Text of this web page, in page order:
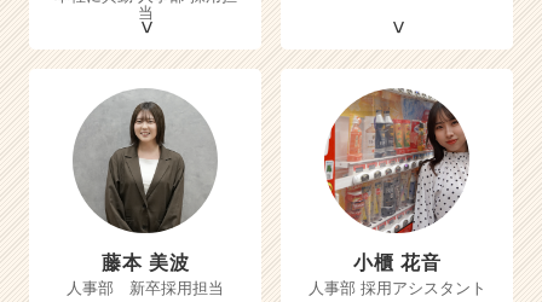
当
藤本 美波
人事部 新卒採用担当
小櫃 花音
人事部 採用アシスタント